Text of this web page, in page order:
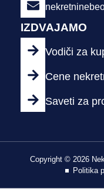
IZDVAJAMO
Vodiči za
Cene
Saveti za
Copyright © 2026
Politika